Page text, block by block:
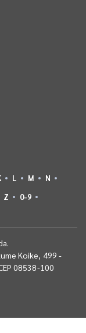
L M
N
Z 0-9
Koike, 499 -
08538-100